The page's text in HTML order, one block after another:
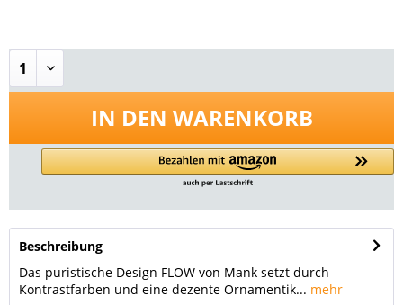
IN DEN WARENKORB
Beschreibung
Das puristische Design FLOW von Mank setzt durch
Kontrastfarben und eine dezente Ornamentik... mehr